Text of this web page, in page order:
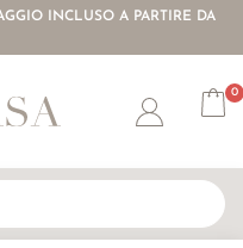
INCLUSO A PARTIRE DA
Account
0